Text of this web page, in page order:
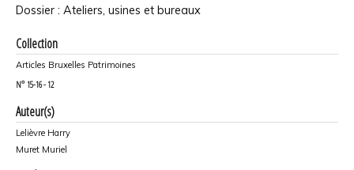
Dossier : Ateliers, usines et bureaux
Collection
Articles Bruxelles Patrimoines
N° 15-16 - 12
Auteur(s)
Lelièvre Harry
Muret Muriel